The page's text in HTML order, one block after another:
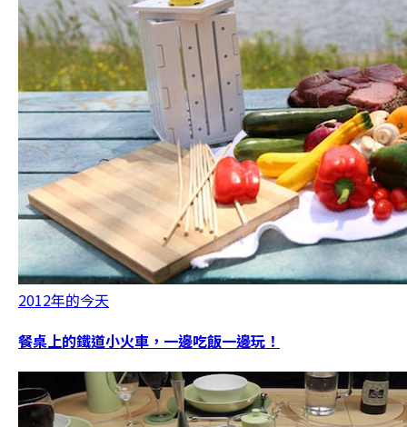
2012年的今天
餐桌上的鐵道小火車，一邊吃飯一邊玩！